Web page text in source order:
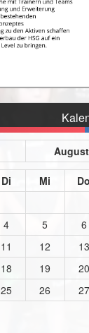
Di Mi Do
4 5 6
11 12 13
18 19 20
25 26 27